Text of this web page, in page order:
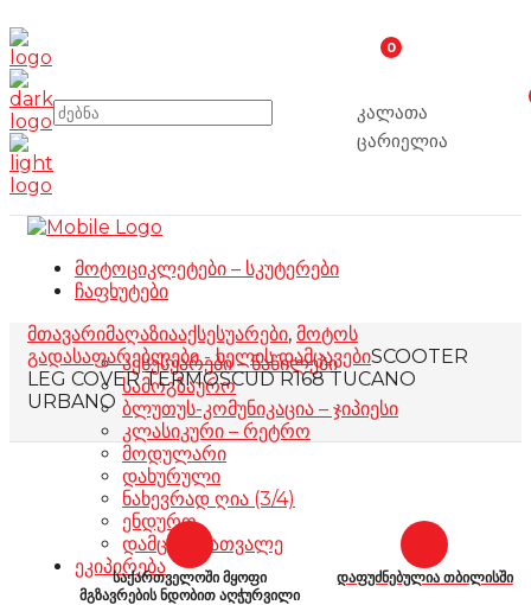
0
კალათა
ცარიელია
მოტოციკლეტები – სკუტერები
ჩაფხუტები
აქსესუარები – ნაწილები
სამოგზაურო
ბლუთუს-კომუნიკაცია – ჯიპიესი
კლასიკური – რეტრო
მოდულარი
დახურული
ნახევრად ღია (3/4)
ენდურო
დამცავი სათვალე
ეკიპირება
მთავარიმაღაზიააქსესუარები, მოტოს
გადასაფარებლები - ხელის დამცავებიSCOOTER
LEG COVER TERMOSCUD R168 TUCANO
URBANO
საქართველოში მყოფი
მგზავრების ნდობით აღჭურვილი
დაფუძნებულია თბილისში